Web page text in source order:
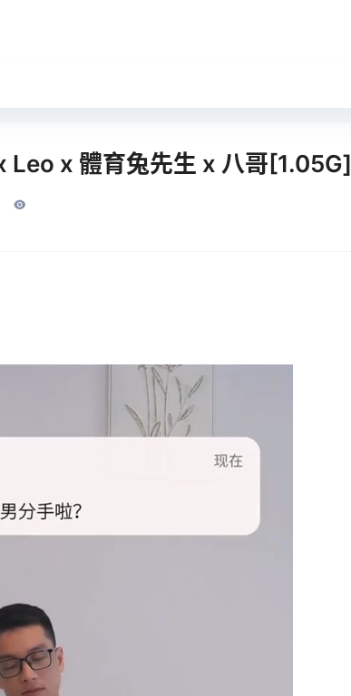
Leo x 體育兔先生 x 八哥[1.05G]